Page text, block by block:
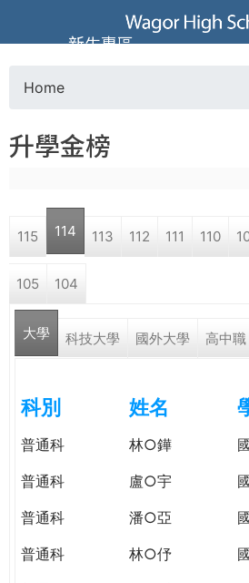
Jump to
葳
格
高
學
格。
o
a
r
e
e
r
e
Home
升學金榜
115 114 113 112 111 110
105 104
大學 科技大學 國外大學 高中職
科別 姓名
普通科 林○鏵
普通科
盧○宇
普通科
潘○亞
普通科
林○伃
新生專區